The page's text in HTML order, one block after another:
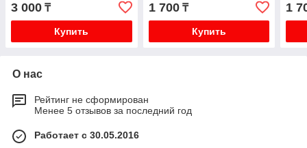
3 000 ₸
Купить
1 700₸
Купить
1
О нас
Рейтинг не сформирован
Менее 5 отзывов за последний год
Работает с 30.05.2016